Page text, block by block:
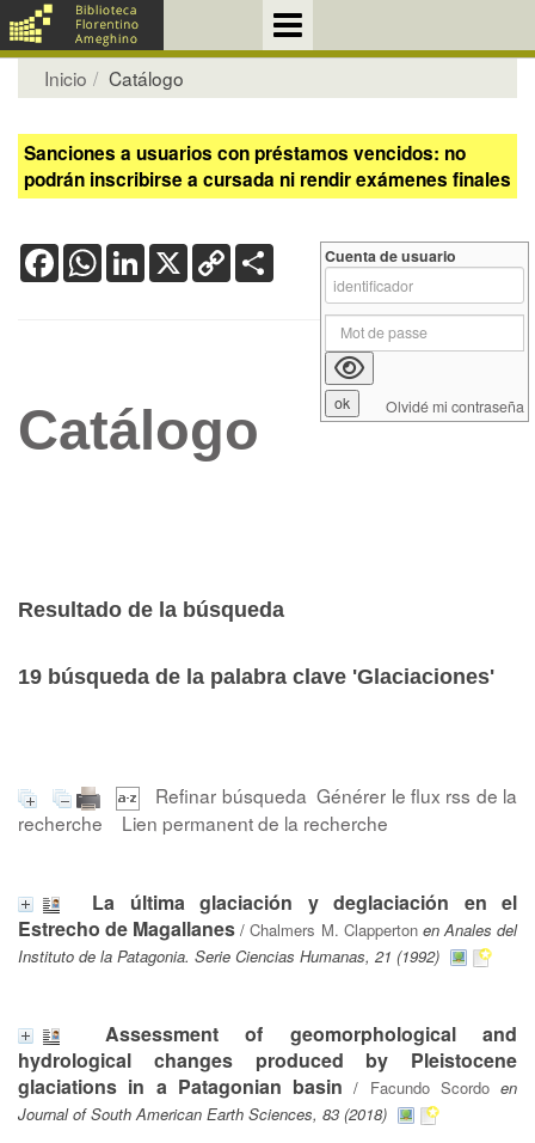
Inicio Catálogo
Sanciones a usuarios con préstamos vencidos: no
podrán inscribirse a cursada ni rendir exámenes finales
FacebookWhatsApp
LinkedIn
X Copy
Link
Catálogo
Resultado de la búsqueda
19 búsqueda de la palabra clave 'Glaciaciones'
Refinar búsqueda Générer le flux rss de la
recherche
Lien permanent de la recherche
La última glaciación y deglaciación en el
Estrecho de Magallanes /Chalmers M. Clapperton en Anales del
Instituto de la Patagonia. Serie Ciencias Humanas, 21 (1992)
Assessment of geomorphological and
hydrological changes produced by Pleistocene
glaciations in a Patagonian basin / Facundo Scordo en
Journal of South American Earth Sciences, 83 (2018)
Cuenta de usuario
Olvidé mi contraseña